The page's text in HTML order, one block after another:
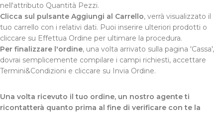
nell'attributo Quantità Pezzi.
Clicca sul pulsante Aggiungi al Carrello, verrà visualizzato il
tuo carrello con i relativi dati. Puoi inserire ulteriori prodotti o
cliccare su Effettua Ordine per ultimare la procedura.
Per finalizzare l'ordine, una volta arrivato sulla pagina 'Cassa',
dovrai semplicemente compilare i campi richiesti, accettare
Termini&Condizioni e cliccare su Invia Ordine.
Una volta ricevuto il tuo ordine, un nostro agente ti
ricontatterà quanto prima al fine di verificare con te la